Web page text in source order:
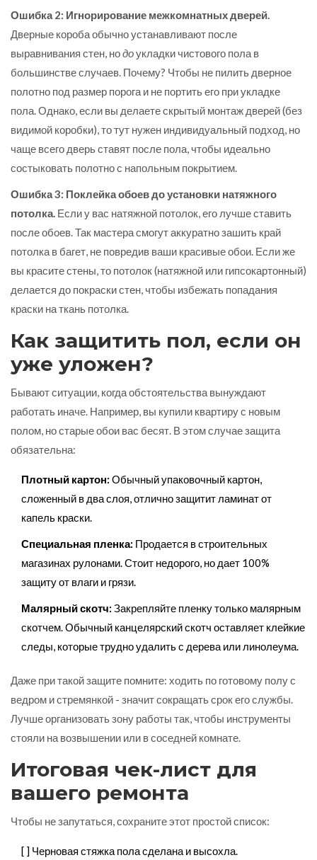
Ошибка 2: Игнорирование межкомнатных дверей.
Дверные короба обычно устанавливают после
выравнивания стен, нодоукладки чистового пола в
большинстве случаев. Почему? Чтобы не пилить дверное
полотно под размер порога и не портить его при укладке
пола. Однако, если вы делаете скрытый монтаж дверей (без
видимой коробки), то тут нужен индивидуальный подход, но
чаще всего дверь ставят после пола, чтобы идеально
состыковать полотно с напольным покрытием.
Ошибка 3: Поклейка обоев до установки натяжного
потолка. Если у вас натяжной потолок, его лучше ставить
после обоев. Так мастера смогут аккуратно зашить край
потолка в багет, не повредив ваши красивые обои. Если же
вы красите стены, то потолок (натяжной или гипсокартонный)
делается до покраски стен, чтобы избежать попадания
краски на ткань потолка.
Как защитить пол, если он
уже уложен?
Бывают ситуации, когда обстоятельства вынуждают
работать иначе. Например, вы купили квартиру с новым
полом, но старые обои вас бесят. В этом случае защита
обязательна:
Плотный картон: Обычный упаковочный картон,
сложенный в два слоя, отлично защитит ламинат от
капель краски.
Специальная пленка: Продается в строительных
магазинах рулонами. Стоит недорого, но дает 100%
защиту от влаги и грязи.
Малярный скотч: Закрепляйте пленку только малярным
скотчем. Обычный канцелярский скотч оставляет клейкие
следы, которые трудно удалить с дерева или линолеума.
Даже при такой защите помните: ходить по готовому полу с
ведром и стремянкой - значит сокращать срок его службы.
Лучше организовать зону работы так, чтобы инструменты
стояли на возвышении или в соседней комнате.
Итоговая чек-лист для
вашего ремонта
Чтобы не запутаться, сохраните этот простой список:
[ ] Черновая стяжка пола сделана и высохла.